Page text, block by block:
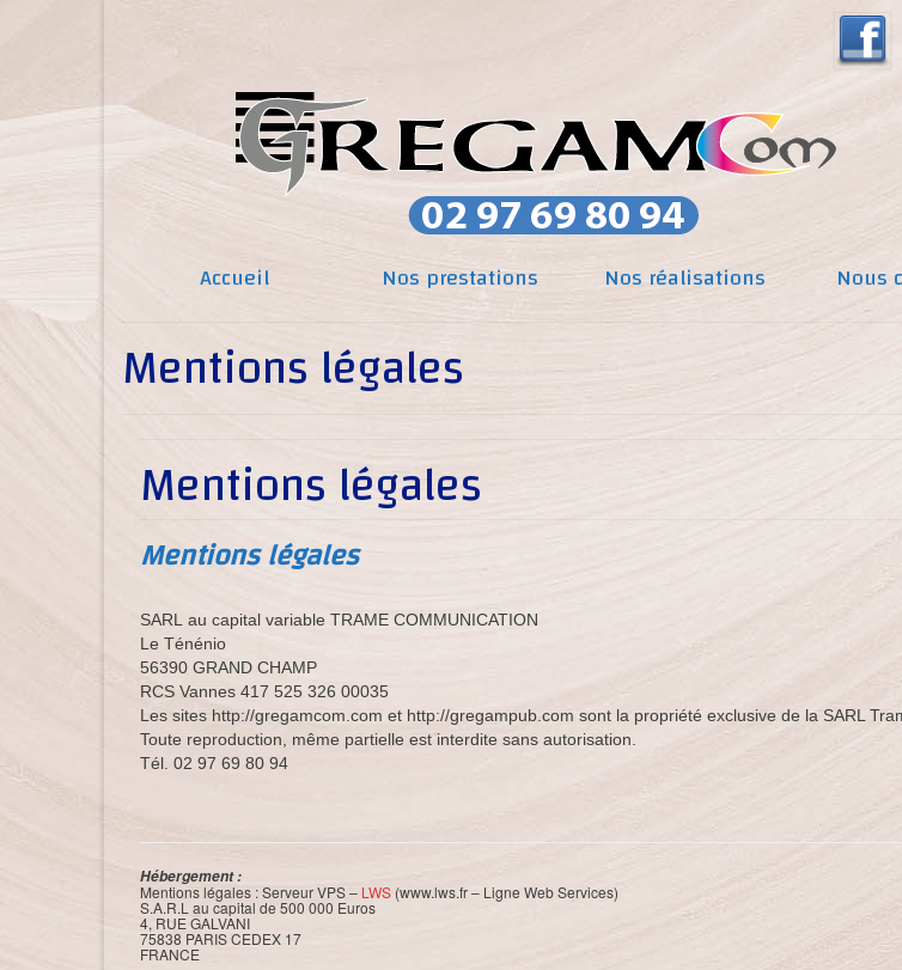
Accueil Nos prestations Nos réalisations Nous
Mentions légales
Mentions légales
Mentions légales
SARL au capital variable TRAME COMMUNICATION
Le Ténénio
56390 GRAND CHAMP
RCS Vannes 417 525 326 00035
Les sites http://gregamcom.com et http://gregampub.com sont la propriété exclusive de la SARL
Toute reproduction, même partielle est interdite sans autorisation.
Tél. 02 97 69 80 94
Hébergement :
Mentions légales : Serveur VPS – LWS (www.lws.fr – Ligne Web Services)
S.A.R.L au capital de 500 000 Euros
4, RUE GALVANI
75838 PARIS CEDEX 17
FRANCE